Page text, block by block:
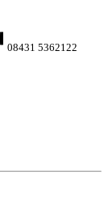
08431 5362122